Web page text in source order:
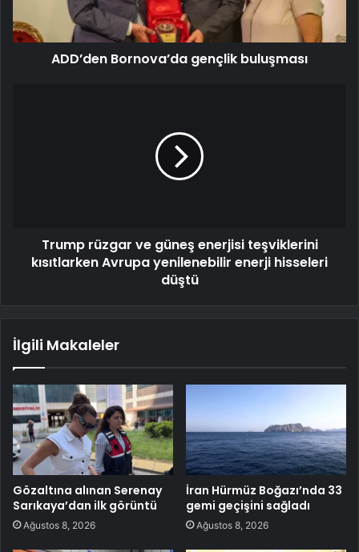
ADD’den Bornova’da gençlik buluşması
Trump rüzgar ve güneş enerjisi teşviklerini
kısıtlarken Avrupa yenilenebilir enerji hisseleri
düştü
İlgili Makaleler
Gözaltına alınan Serenay
Sarıkaya’dan ilk görüntü
Ağustos 8, 2026
İran Hürmüz Boğazı’nda 33
gemi geçişini sağladı
Ağustos 8, 2026